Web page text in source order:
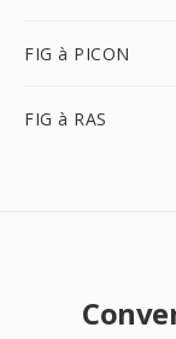
FIG à PICON
FIG à RAS